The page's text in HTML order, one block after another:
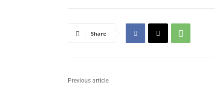
Share
Previous article